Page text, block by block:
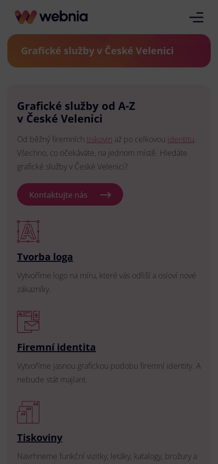
Grafické služby v České Velenici
Grafické služby od A-Z
v České Velenici
Od běžný firemních tiskovin až po celkovou identitu.
Všechno, co očekáváte, na jednom místě. Hledáte
grafické služby v České Velenici?
Kontaktujte nás
Tvorba loga
Vytvoříme logo na míru, které vás odliší a osloví nové
zákazníky.
Firemní identita
Vytvoříme jasnou grafickou podobu firemní identity. A
nebude stát majlant.
Tiskoviny
Navrhneme funkční vizitky, letáky, katalogy, brožury a